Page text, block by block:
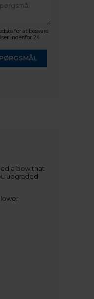
for at besvare
indenfor 24
a bow that
upgraded
lower